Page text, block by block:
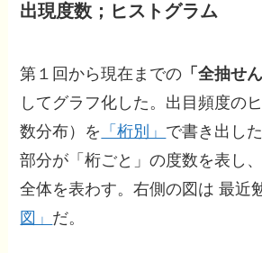
出現度数；ヒストグラム
第１回から現在までの 「全抽せ
してグラフ化した。出目頻度の
数分布）を 「桁別」 で書き出し
部分が「桁ごと」の度数を表し
全体を表わす。右側の図は 最近
図」 だ。